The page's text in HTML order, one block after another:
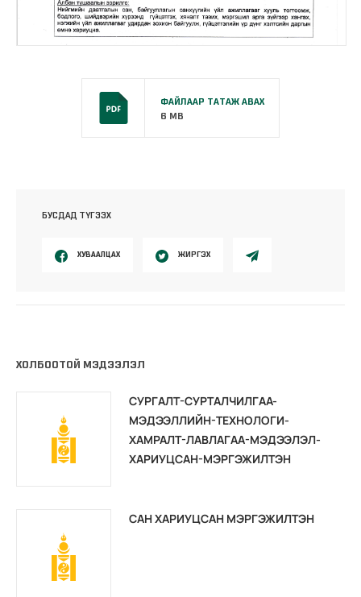
ФАЙЛААР ТАТАЖ АВАХ
6 MB
БУСДАД ТҮГЭЭХ
ХУВААЛЦАХ ЖИРГЭХ
ХОЛБООТОЙ МЭДЭЭЛЭЛ
СУРГАЛТ-СУРТАЛЧИЛГАА-
МЭДЭЭЛЛИЙН-ТЕХНОЛОГИ-
ХАМРАЛТ-ЛАВЛАГАА-МЭДЭЭЛЭЛ-
ХАРИУЦСАН-МЭРГЭЖИЛТЭН
САН ХАРИУЦСАН МЭРГЭЖИЛТЭН